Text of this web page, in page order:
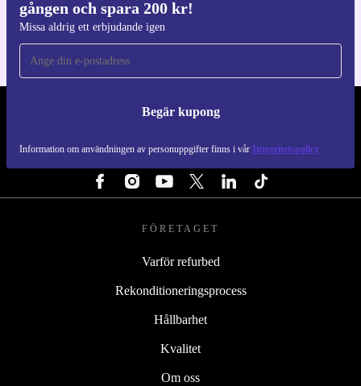
gången och spara 200 kr!
Missa aldrig ett erbjudande igen
Begär kupong
Information om användningen av personuppgifter finns i vår Integritetspolicy
För iOS och Android
REFURBED SVERIGE - RETHINK NEW.
FÖLJ OSS
FÖRETAGET
Varför refurbed
Rekonditioneringsprocess
Hållbarhet
Kvalitet
Om oss